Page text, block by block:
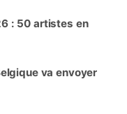
: 50 artistes en
va envoyer